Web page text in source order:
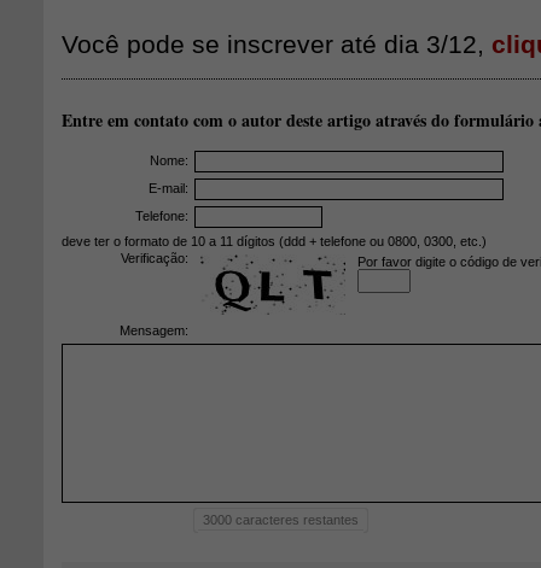
Você pode se inscrever até dia 3/12,
Entre em contato com o autor deste artigo através do formulário
Nome:
E-mail:
Telefone:
deve ter o formato de 10 a 11 dígitos (ddd + telefone ou 0800, 0300, etc.)
Verificação:
Por favor digite o código de
Mensagem:
3000 caracteres restantes